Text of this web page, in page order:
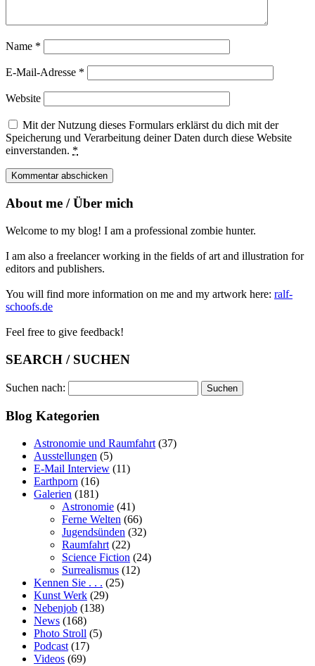
Name *
E-Mail-Adresse *
Website
Mit der Nutzung dieses Formulars erklärst du dich mit der
Speicherung und Verarbeitung deiner Daten durch diese Website
einverstanden. *
About me / Über mich
Welcome to my blog! I am a professional zombie hunter.
I am also a freelancer working in the fields of art and illustration for
editors and publishers.
You will find more information on me and my artwork here: ralf-
schoofs.de
Feel free to give feedback!
SEARCH / SUCHEN
Suchen nach:
Blog Kategorien
Astronomie und Raumfahrt (37)
Ausstellungen (5)
E-Mail Interview (11)
Earthporn (16)
Galerien (181)
Astronomie (41)
Ferne Welten (66)
Jugendsünden (32)
Raumfahrt (22)
Science Fiction (24)
Surrealismus (12)
Kennen Sie . . . (25)
Kunst Werk (29)
Nebenjob (138)
News (168)
Photo Stroll (5)
Podcast (17)
Videos (69)